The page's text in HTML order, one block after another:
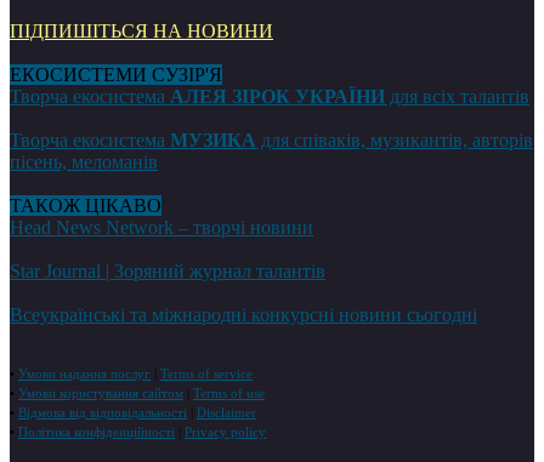
ПІДПИШІТЬСЯ НА НОВИНИ
ЕКОСИСТЕМИ СУЗІР'Я
Творча екосистема АЛЕЯ ЗІРОК УКРАЇНИ для всіх талантів
Творча екосистема МУЗИКА для співаків, музикантів, авторів
пісень, меломанів
ТАКОЖ ЦІКАВО
Head News Network – творчі новини
Star Journal | Зоряний журнал талантів
Всеукраїнські та міжнародні конкурсні новини сьогодні
• Умови надання послуг
Terms of service
• Умови користування сайтом
Terms of use
• Відмова від відповідальності
Disclaimer
• Політика конфіденційності Privacy policy